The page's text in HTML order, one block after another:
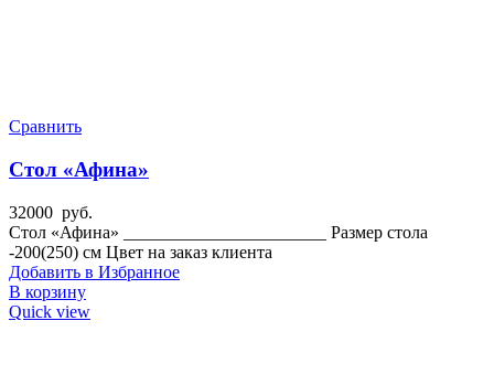
Сравнить
Стол «Афина»
32000 руб.
Стол «Афина» _______________________ Размер стола
-200(250) см Цвет на заказ клиента
Добавить в Избранное
В корзину
Quick view